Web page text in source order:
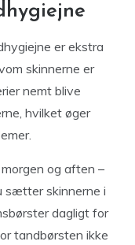
er ekstra
skinnerne er
nemt blive
hvilket øger
og aften –
sætter skinnerne i
dagligt for
tandbørsten ikke